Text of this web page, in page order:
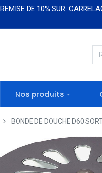
REMISE DE 10% SUR
Nos produits​​
BONDE DE DOUCHE D60